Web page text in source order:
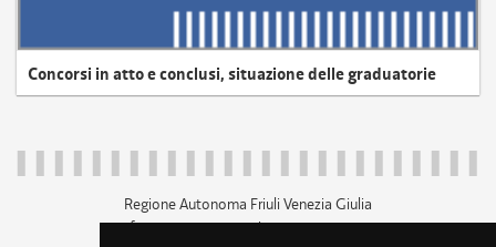
Concorsi in atto e conclusi, situazione delle graduatorie
Regione Autonoma Friuli Venezia Giulia
c.f. 80014930327; p.iva 00526040324